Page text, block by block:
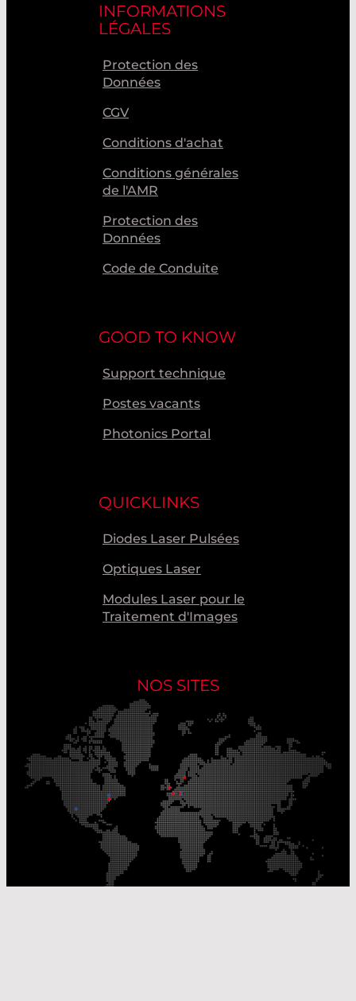
INFORMATIONS
LÉGALES
Protection des
Données
CGV
Conditions d'achat
Conditions générales
de l'AMR
Protection des
Données
Code de Conduite
GOOD TO KNOW
Support technique
Postes vacants
Photonics Portal
QUICKLINKS
Diodes Laser Pulsées
Optiques Laser
Modules Laser pour le
Traitement d'Images
NOS SITES